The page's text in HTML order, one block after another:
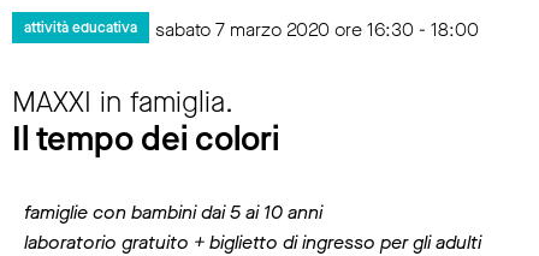
attività educativa sabato 7 marzo 2020 ore 16:30 - 18:00
MAXXI in famiglia.
Il tempo dei colori
famiglie con bambini dai 5 ai 10 anni
laboratorio gratuito + biglietto di ingresso per gli adulti